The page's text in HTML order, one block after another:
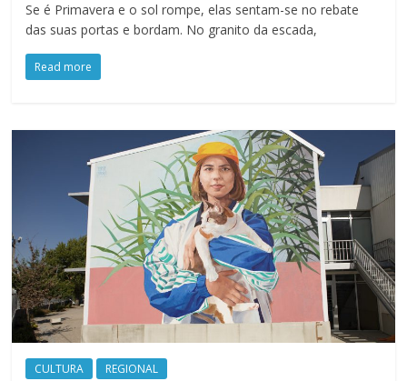
Se é Primavera e o sol rompe, elas sentam-se no rebate
das suas portas e bordam. No granito da escada,
Read more
CULTURA REGIONAL